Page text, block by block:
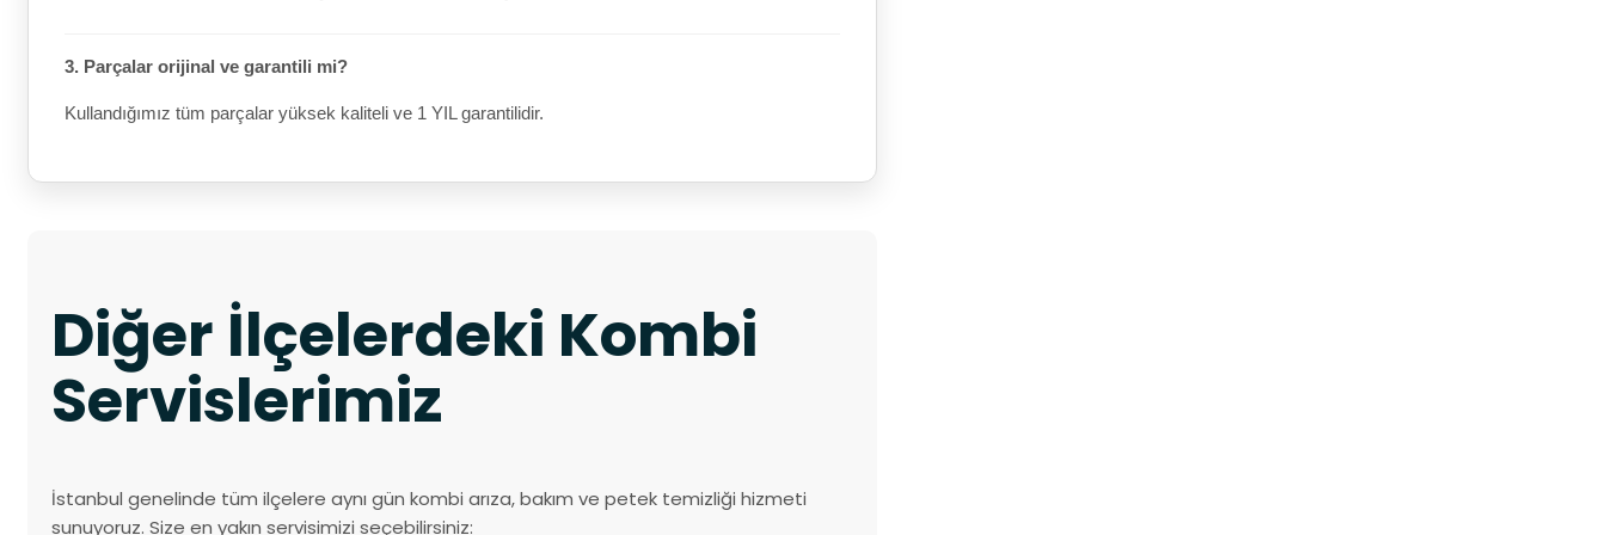
3. Parçalar orijinal ve garantili mi?
Kullandığımız tüm parçalar yüksek kaliteli ve 1 YIL garantilidir.
Diğer İlçelerdeki Kombi
Servislerimiz
İstanbul genelinde tüm ilçelere aynı gün kombi arıza, bakım ve petek temizliği hizmeti
sunuyoruz. Size en yakın servisimizi seçebilirsiniz: